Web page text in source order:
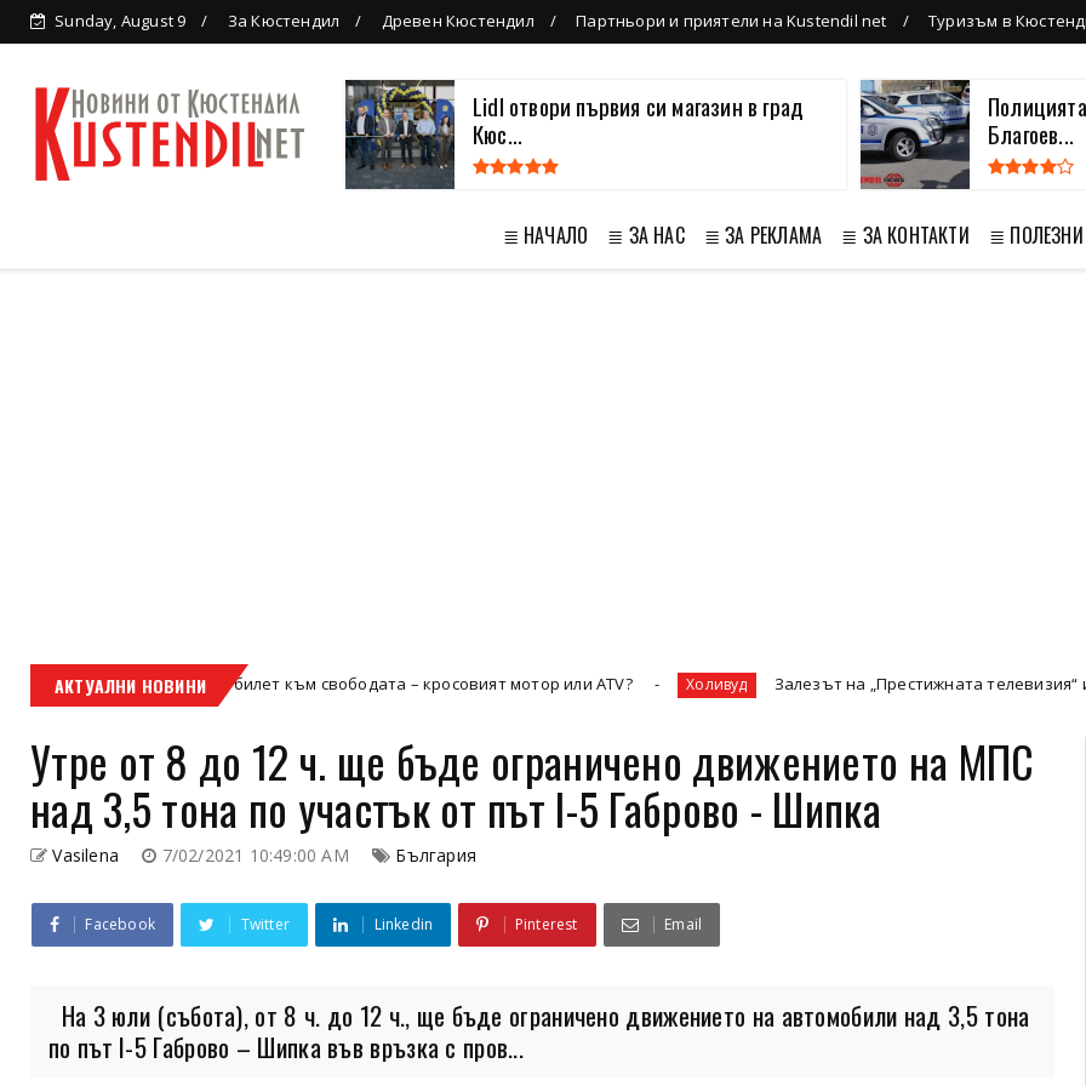
Sunday, August 9 За Кюстендил Древен Кюстендил Партньори и приятели на Kustendil net Туризъм в
Lidl отвори първия си магазин в град
Кюс...
Благоев...
≣ НАЧАЛО ≣ ЗА НАС ≣ ЗА РЕКЛАМА ≣ ЗА КОНТАКТИ ≣ ПОЛЕЗНИ
АКТУАЛНИ НОВИНИ
Кой е твоят билет към свободата – кросовият мотор или ATV? Холивуд Залезът на „Престижната телевизия“ и новата
Утре от 8 до 12 ч. ще бъде ограничено движението на МПС
над 3,5 тона по участък от път I-5 Габрово - Шипка
Vasilena 7/02/2021 10:49:00 AM България
Facebook Twitter Linkedin Pinterest Email
На 3 юли (събота), от 8 ч. до 12 ч., ще бъде ограничено движението на автомобили над 3,5 тона
по път I-5 Габрово – Шипка във връзка с пров...